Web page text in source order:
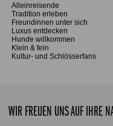
Alleinreisende
Tradition erleben
Freundinnen unter sich
Luxus entdecken
Hunde willkommen
Klein & fein
Kultur- und Schlösserfans
WIR FREUEN UNS AUF IHRE